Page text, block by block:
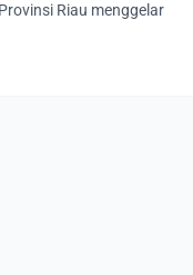
Riau menggelar